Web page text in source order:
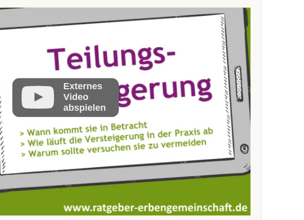
Externes
Video
abspielen